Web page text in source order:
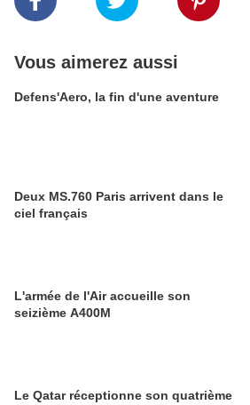
Vous aimerez aussi
Defens'Aero, la fin d'une aventure
Deux MS.760 Paris arrivent dans le
ciel français
L'armée de l'Air accueille son
seizième A400M
Le Qatar réceptionne son quatrième